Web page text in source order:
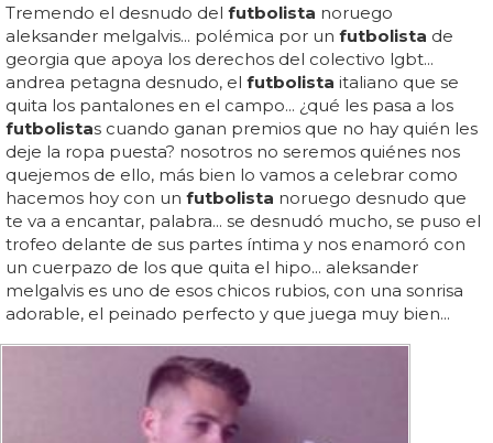
Tremendo el desnudo del futbolista noruego
aleksander melgalvis... polémica por un futbolista de
georgia que apoya los derechos del colectivo lgbt...
andrea petagna desnudo, el futbolista italiano que se
quita los pantalones en el campo... ¿qué les pasa a los
futbolistas cuando ganan premios que no hay quién les
deje la ropa puesta? nosotros no seremos quiénes nos
quejemos de ello, más bien lo vamos a celebrar como
hacemos hoy con un futbolista noruego desnudo que
te va a encantar, palabra... se desnudó mucho, se puso el
trofeo delante de sus partes íntima y nos enamoró con
un cuerpazo de los que quita el hipo... aleksander
melgalvis es uno de esos chicos rubios, con una sonrisa
adorable, el peinado perfecto y que juega muy bien...